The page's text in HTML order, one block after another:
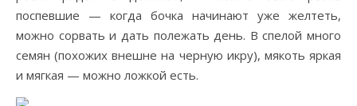
поспевшие — когда бочка начинают уже желтеть,
можно сорвать и дать полежать день. В спелой много
семян (похожих внешне на черную икру), мякоть яркая
и мягкая — можно ложкой есть.